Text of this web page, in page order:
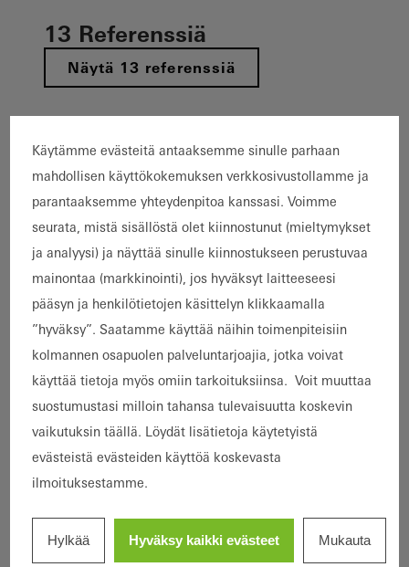
13 Referenssiä
Näytä 13 referenssiä
Hiilidioksidipäästöjen vähentäminen
Cradle-to-CradleEsteettömyys
UudisrakentaminenKorjausrakentaminen
Rakennuksen laajennus
Energiatehokkuus
Suunnittelu ja estetiikka
Paloturvallisuus
Erinomainen arkkitehtuuriBREEAM
Älykäs rakennusSavusuojaus
Kuuluisa rakennus KiertotalousDGNB LEED
PassiivitaloKestävyysKorkea turvallisuustaso
Terveellinen asuminen
Murto- ja varkaussuojaus
Kaupunginosat ja monikäyttöiset rakennukset
Urheilu ja kulttuuri
Hotellit ja ravintolat
Käytämme evästeitä antaaksemme sinulle parhaan
mahdollisen käyttökokemuksen verkkosivustollamme ja
parantaaksemme yhteydenpitoa kanssasi. Voimme
seurata, mistä sisällöstä olet kiinnostunut (mieltymykset
ja analyysi) ja näyttää sinulle kiinnostukseen perustuvaa
mainontaa (markkinointi), jos hyväksyt laitteeseesi
pääsyn ja henkilötietojen käsittelyn klikkaamalla
”hyväksy”. Saatamme käyttää näihin toimenpiteisiin
kolmannen osapuolen palveluntarjoajia, jotka voivat
käyttää tietoja myös omiin tarkoituksiinsa. Voit muuttaa
suostumustasi milloin tahansa tulevaisuutta koskevin
vaikutuksin täällä. Löydät lisätietoja käytetyistä
evästeistä evästeiden käyttöä koskevasta
ilmoituksestamme.
Hylkää Hyväksy kaikki evästeet Mukauta